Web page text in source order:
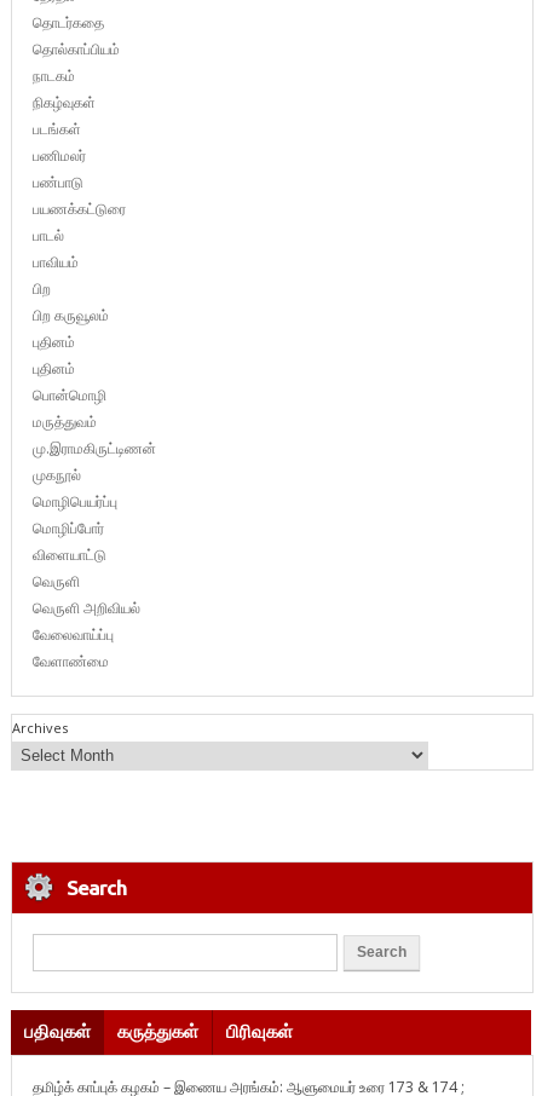
தொடர்கதை
தொல்காப்பியம்
நாடகம்
நிகழ்வுகள்
படங்கள்
பணிமலர்
பண்பாடு
பயணக்கட்டுரை
பாடல்
பாவியம்
பிற
பிற கருவூலம்
புதினம்
புதினம்
பொன்மொழி
மருத்துவம்
மு.இராமகிருட்டிணன்
முகநூல்
மொழிபெயர்ப்பு
மொழிப்போர்
விளையாட்டு
வெருளி
வெருளி அறிவியல்
வேலைவாய்ப்பு
வேளாண்மை
Archives
Search
பதிவுகள் கருத்துகள் பிரிவுகள்
தமிழ்க் காப்புக் கழகம் – இணைய அரங்கம்: ஆளுமையர் உரை 173 & 174 ;